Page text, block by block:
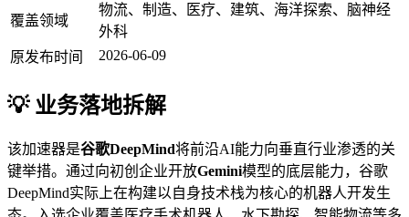
覆盖领域
物流、制造、医疗、建筑、海洋探索、脑神经
外科
原发布时间
2026-06-09
💡 业务落地拆解
该加速器是谷歌DeepMind将前沿AI能力向垂直行业渗透的关
键举措。通过向初创企业开放Gemini模型的底层能力，谷歌
DeepMind实际上在构建以自身技术栈为核心的机器人开发生